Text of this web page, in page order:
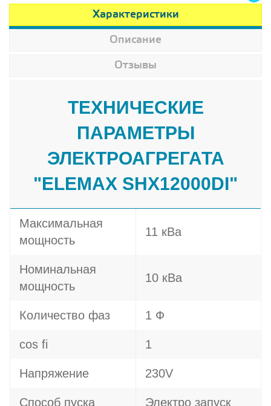
Характеристики
Описание
Отзывы
ТЕХНИЧЕСКИЕ
ПАРАМЕТРЫ
ЭЛЕКТРОАГРЕГАТА
"ELEMAX SHX12000DI"
Максимальная
мощность
11 кВа
Номинальная
мощность
10 кВа
Количество фаз 1 Ф
cos fi 1
Напряжение 230V
Способ пуска Электро запуск